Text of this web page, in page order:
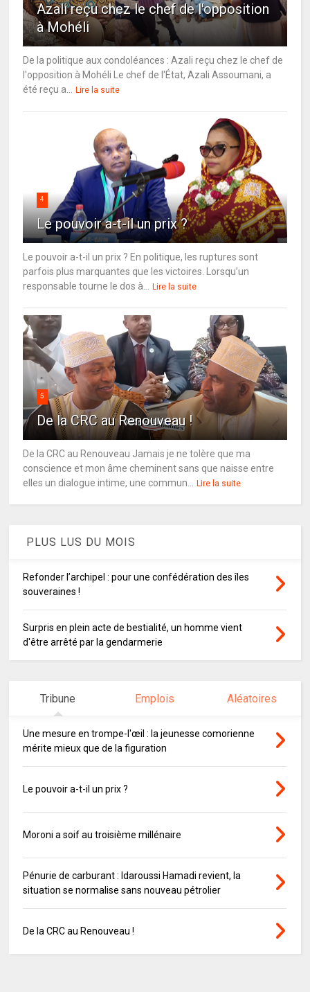
Azali reçu chez le chef de l'opposition
à Mohéli
De la politique aux condoléances : Azali reçu chez le chef de
l'opposition à Mohéli Le chef de l'État, Azali Assoumani, a
été reçu a...
Lire la suite
4
Le pouvoir a-t-il un prix ?
Le pouvoir a-t-il un prix ? En politique, les ruptures sont
parfois plus marquantes que les victoires. Lorsqu’un
responsable tourne le dos à...
Lire la suite
5
De la CRC au Renouveau !
De la CRC au Renouveau Jamais je ne tolère que ma
conscience et mon âme cheminent sans que naisse entre
elles un dialogue intime, une commun...
Lire la suite
PLUS LUS DU MOIS
Refonder l’archipel : pour une confédération des îles
souveraines !
Surpris en plein acte de bestialité, un homme vient
d'être arrêté par la gendarmerie
Tribune Emplois Aléatoires
Une mesure en trompe-l'œil : la jeunesse comorienne
mérite mieux que de la figuration
Le pouvoir a-t-il un prix ?
Moroni a soif au troisième millénaire
Pénurie de carburant : Idaroussi Hamadi revient, la
situation se normalise sans nouveau pétrolier
De la CRC au Renouveau !